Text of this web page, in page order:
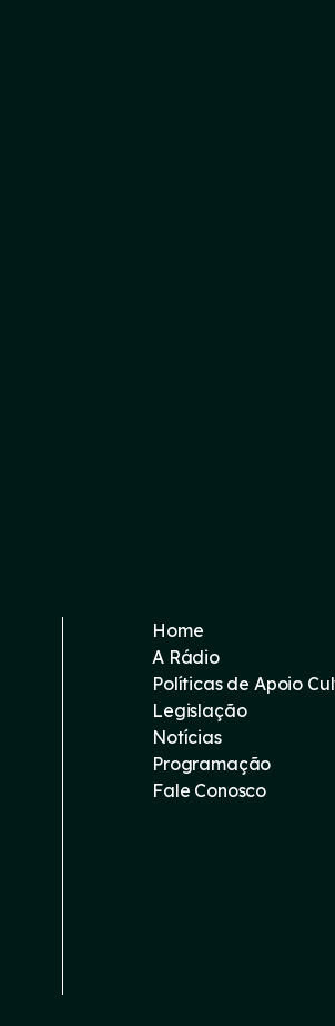
Home
A Rádio
Políticas de Apoio
Legislação
Notícias
Programação
Fale Conosco